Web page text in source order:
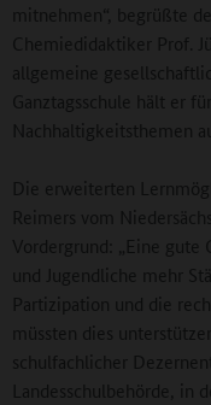
mitnehmen“, begrüßte
Chemiedidaktiker Prof.
allgemeine
Ganztagsschule hält er
Nachhaltigkeitsthemen
Die erweiterten
Reimers vom
Vordergrund: „Eine gute
und Jugendliche mehr
Partizipation und die
müssten dies
schulfachlicher
Landesschulbehörde, in